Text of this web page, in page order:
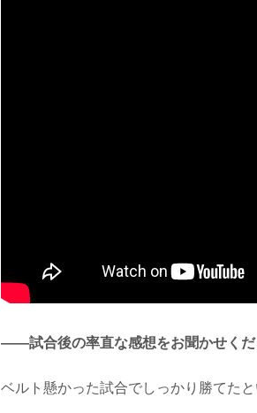
——試合後の率直な感想をお聞かせくだ
ベルト懸かった試合でしっかり勝てた